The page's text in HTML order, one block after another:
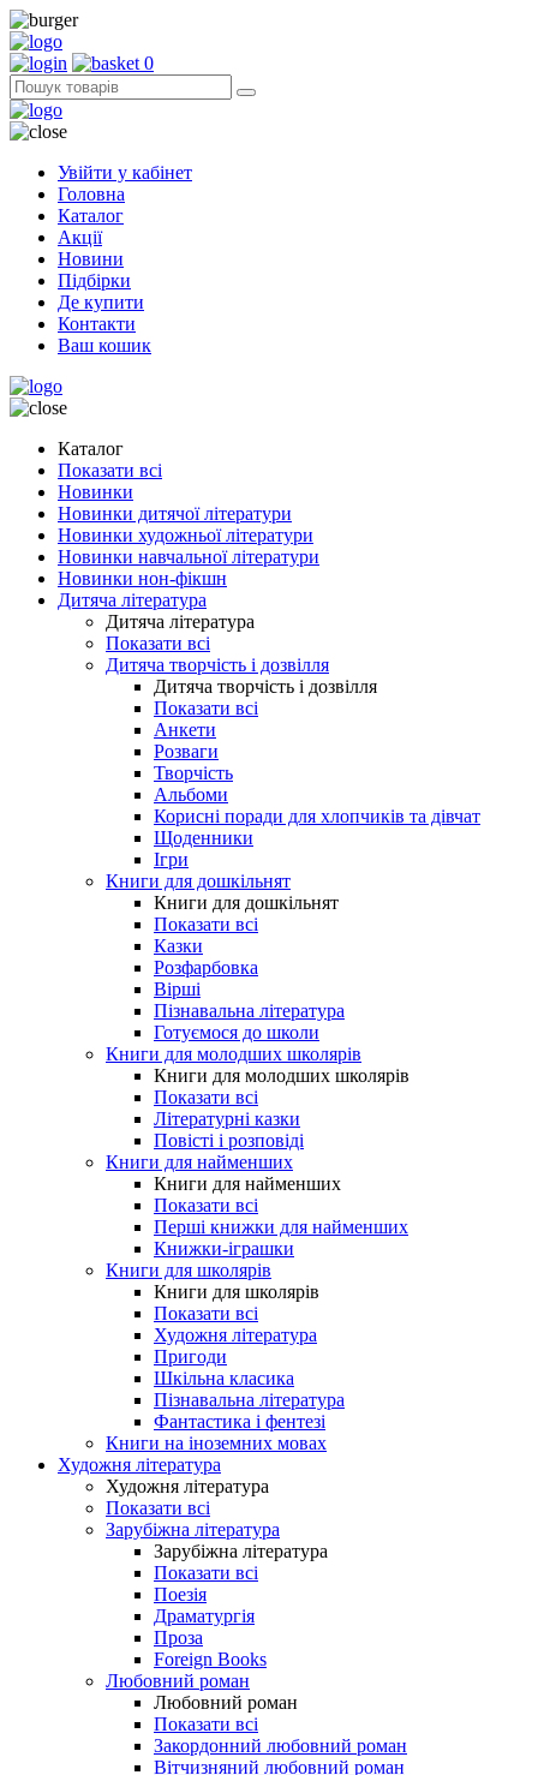
0
Увійти у кабінет
Головна
Каталог
Акції
Новини
Підбірки
Де купити
Контакти
Ваш кошик
Каталог
Показати всі
Новинки
Новинки дитячої літератури
Новинки художньої літератури
Новинки навчальної літератури
Новинки нон-фікшн
Дитяча література
Дитяча література
Показати всі
Дитяча творчість і дозвілля
Дитяча творчість і дозвілля
Показати всі
Анкети
Розваги
Творчість
Альбоми
Корисні поради для хлопчиків та дівчат
Щоденники
Ігри
Книги для дошкільнят
Книги для дошкільнят
Показати всі
Казки
Розфарбовка
Вірші
Пізнавальна література
Готуємося до школи
Книги для молодших школярів
Книги для молодших школярів
Показати всі
Літературні казки
Повісті і розповіді
Книги для найменших
Книги для найменших
Показати всі
Перші книжки для найменших
Книжки-іграшки
Книги для школярів
Книги для школярів
Показати всі
Художня література
Пригоди
Шкільна класика
Пізнавальна література
Фантастика і фентезі
Книги на іноземних мовах
Художня література
Художня література
Показати всі
Зарубіжна література
Зарубіжна література
Показати всі
Поезія
Драматургія
Проза
Foreign Books
Любовний роман
Любовний роман
Показати всі
Закордонний любовний роман
Вітчизняний любовний роман